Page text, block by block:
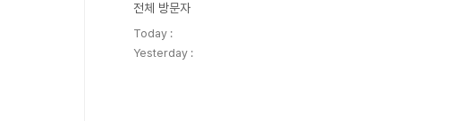
전체 방문자
Today :
Yesterday :